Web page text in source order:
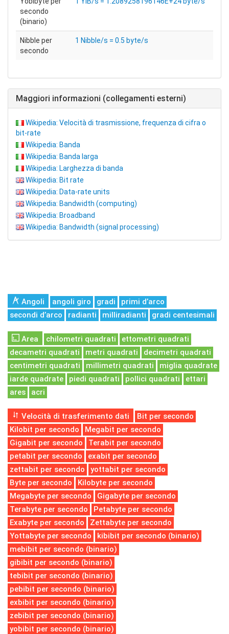
secondo
(binario)
Nibble per
secondo
1 Nibble/s = 0.5 byte/s
Maggiori informazioni (collegamenti esterni)
Wikipedia: Velocità di trasmissione, frequenza di cifra o
bit-rate
Wikipedia: Banda
Wikipedia: Banda larga
Wikipedia: Larghezza di banda
Wikipedia: Bit rate
Wikipedia: Data-rate units
Wikipedia: Bandwidth (computing)
Wikipedia: Broadband
Wikipedia: Bandwidth (signal processing)
Angoli angoli giro gradi
primi d’arco
secondi d’arco
radianti milliradianti gradi centesimali
Area chilometri quadrati
ettometri quadrati
decametri quadrati
metri quadrati
decimetri quadrati
centimetri quadrati
millimetri quadrati
miglia quadrate
iarde quadrate
piedi quadrati pollici quadrati
ettari
ares
acri
Velocità di trasferimento dati
Bit per secondo
Kilobit per secondo
Megabit per secondo
Gigabit per secondo
Terabit per secondo
petabit per secondo
exabit per secondo
zettabit per secondo
yottabit per secondo
Byte per secondo
Kilobyte per secondo
Megabyte per secondo
Gigabyte per secondo
Terabyte per secondo
Petabyte per secondo
Exabyte per secondo
Zettabyte per secondo
Yottabyte per secondo
kibibit per secondo (binario)
mebibit per secondo (binario)
gibibit per secondo (binario)
tebibit per secondo (binario)
pebibit per secondo (binario)
exbibit per secondo (binario)
zebibit per secondo (binario)
yobibit per secondo (binario)